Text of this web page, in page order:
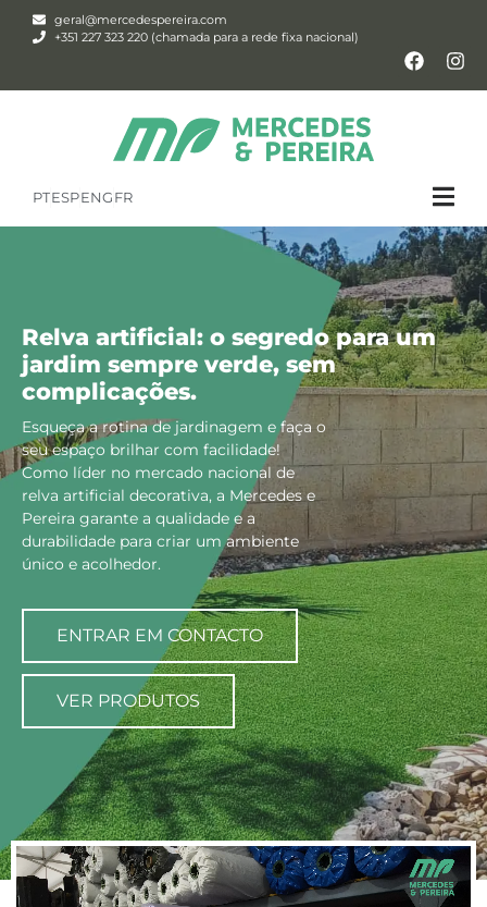
geral@mercedespereira.com
+351 227 323 220 (chamada para a rede fixa nacional)
PTESPENGFR
Relva artificial: o segredo para um
jardim sempre verde, sem
complicações.
Esqueça a rotina de jardinagem e faça o
seu espaço brilhar com facilidade!
Como líder no mercado nacional de
relva artificial decorativa, a Mercedes e
Pereira garante a qualidade e a
durabilidade para criar um ambiente
único e acolhedor.
ENTRAR EM CONTACTO
VER PRODUTOS